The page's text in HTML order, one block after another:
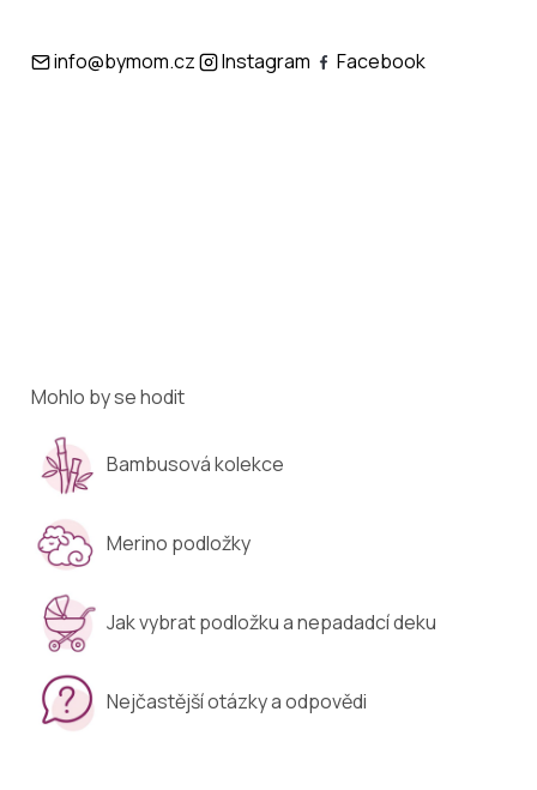
info@bymom.cz Instagram Facebook
Mohlo by se hodit
Bambusová kolekce
Merino podložky
Jak vybrat podložku a nepadadcí deku
Nejčastější otázky a odpovědi